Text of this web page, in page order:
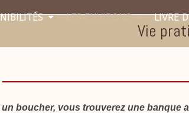
LES ENVIRONS LIVRE
Vie
boucher, vous trouverez une banque